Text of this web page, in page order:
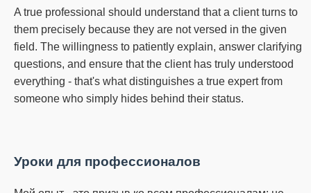
A true professional should understand that a client turns to
them precisely because they are not versed in the given
field. The willingness to patiently explain, answer clarifying
questions, and ensure that the client has truly understood
everything - that's what distinguishes a true expert from
someone who simply hides behind their status.
Уроки для профессионалов